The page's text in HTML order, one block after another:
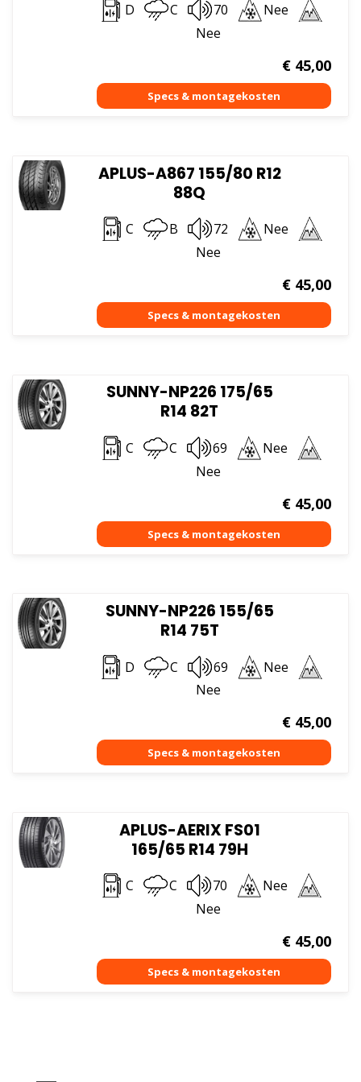
D C 70
Nee
Nee
€45,00
APLUS-A867 155/80 R12
88Q
C B 72
Nee
Nee
€45,00
SUNNY-NP226 175/65
R14 82T
C C 69
Nee
Nee
€45,00
SUNNY-NP226 155/65
R14 75T
D C 69
Nee
Nee
€45,00
APLUS-AERIX FS01
165/65 R14 79H
C C 70
Nee
Nee
€45,00